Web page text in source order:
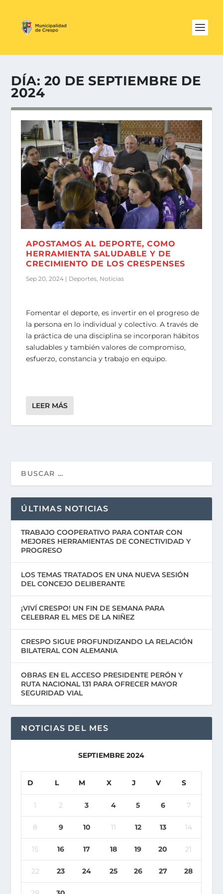
DÍA: 20 DE SEPTIEMBRE DE
2024
APOSTAMOS AL DEPORTE, COMO
HERRAMIENTA SALUDABLE Y DE
CRECIMIENTO DE LOS CRESPENSES
Sep 20, 2024 | Deportes Noticias
Fomentar el deporte, es invertir en el progreso de
la persona en lo individual y colectivo. A través de
la práctica de una disciplina se incorporan hábitos
saludables y también valores de compromiso,
esfuerzo, constancia y trabajo en equipo.
LEER MÁS
ÚLTIMAS NOTICIAS
TRABAJO COOPERATIVO PARA CONTAR CON
MEJORES HERRAMIENTAS DE CONECTIVIDAD Y
PROGRESO
LOS TEMAS TRATADOS EN UNA NUEVA SESIÓN
DEL CONCEJO DELIBERANTE
¡VIVÍ CRESPO! UN FIN DE SEMANA PARA
CELEBRAR EL MES DE LA NIÑEZ
CRESPO SIGUE PROFUNDIZANDO LA RELACIÓN
BILATERAL CON ALEMANIA
OBRAS EN EL ACCESO PRESIDENTE PERÓN Y
RUTA NACIONAL 131 PARA OFRECER MAYOR
SEGURIDAD VIAL
NOTICIAS DEL MES
SEPTIEMBRE 2024
D L M X J V S
1 2 3 4 5 6 7
8 9 10 11 12 13 14
15 16 17 18 19 20 21
22 23 24 25 26 27 28